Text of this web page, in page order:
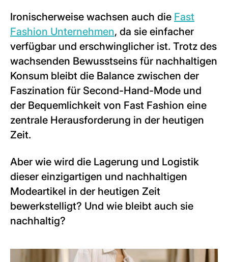
Ironischerweise wachsen auch die Fast
Fashion Unternehmen, da sie einfacher
verfügbar und erschwinglicher ist. Trotz des
wachsenden Bewusstseins für nachhaltigen
Konsum bleibt die Balance zwischen der
Faszination für Second-Hand-Mode und
der Bequemlichkeit von Fast Fashion eine
zentrale Herausforderung in der heutigen
Zeit.
Aber wie wird die Lagerung und Logistik
dieser einzigartigen und nachhaltigen
Modeartikel in der heutigen Zeit
bewerkstelligt? Und wie bleibt auch sie
nachhaltig?